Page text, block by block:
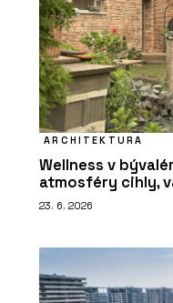
ARCHITEKTURA
Wellness v
atmosféry cihly,
23. 6. 2026